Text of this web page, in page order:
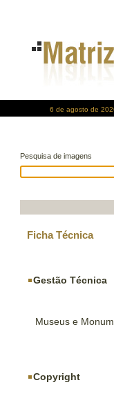
6 de agosto de
Pesquisa de imagens
Ficha Técnica
Gestão Técnica
Museus e
Copyright